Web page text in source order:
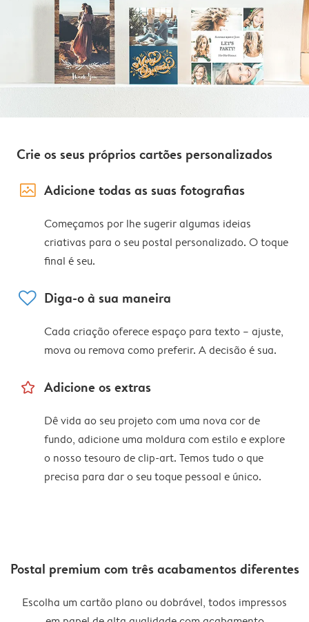
Crie os seus próprios cartões personalizados
image_placeholder Adicione todas as suas fotografias
Começamos por lhe sugerir algumas ideias
criativas para o seu postal personalizado. O toque
final é seu.
heart Diga-o à sua maneira
Cada criação oferece espaço para texto – ajuste,
mova ou remova como preferir. A decisão é sua.
star_outline Adicione os extras
Dê vida ao seu projeto com uma nova cor de
fundo, adicione uma moldura com estilo e explore
o nosso tesouro de clip-art. Temos tudo o que
precisa para dar o seu toque pessoal e único.
Postal premium com três acabamentos diferentes
Escolha um cartão plano ou dobrável, todos impressos